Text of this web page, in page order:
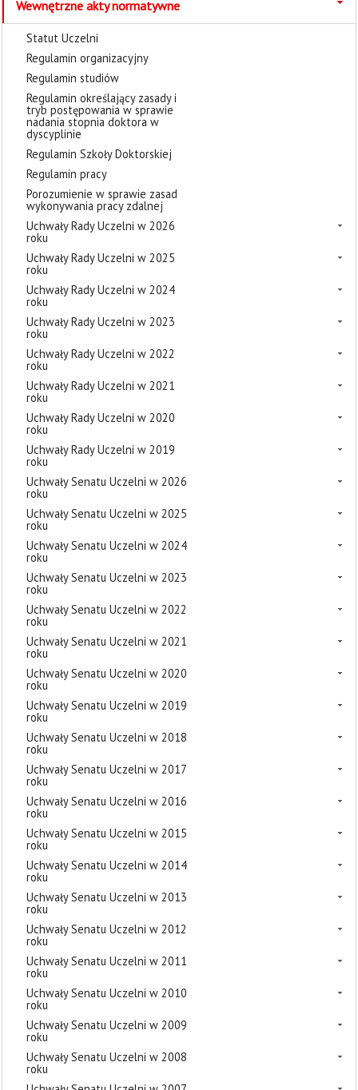
Wewnętrzne akty normatywne
Statut Uczelni
Regulamin organizacyjny
Regulamin studiów
Regulamin określający zasady i
tryb postępowania w sprawie
nadania stopnia doktora w
dyscyplinie
Regulamin Szkoły Doktorskiej
Regulamin pracy
Porozumienie w sprawie zasad
wykonywania pracy zdalnej
Uchwały Rady Uczelni w 2026
roku
Uchwały Rady Uczelni w 2025
roku
Uchwały Rady Uczelni w 2024
roku
Uchwały Rady Uczelni w 2023
roku
Uchwały Rady Uczelni w 2022
roku
Uchwały Rady Uczelni w 2021
roku
Uchwały Rady Uczelni w 2020
roku
Uchwały Rady Uczelni w 2019
roku
Uchwały Senatu Uczelni w 2026
roku
Uchwały Senatu Uczelni w 2025
roku
Uchwały Senatu Uczelni w 2024
roku
Uchwały Senatu Uczelni w 2023
roku
Uchwały Senatu Uczelni w 2022
roku
Uchwały Senatu Uczelni w 2021
roku
Uchwały Senatu Uczelni w 2020
roku
Uchwały Senatu Uczelni w 2019
roku
Uchwały Senatu Uczelni w 2018
roku
Uchwały Senatu Uczelni w 2017
roku
Uchwały Senatu Uczelni w 2016
roku
Uchwały Senatu Uczelni w 2015
roku
Uchwały Senatu Uczelni w 2014
roku
Uchwały Senatu Uczelni w 2013
roku
Uchwały Senatu Uczelni w 2012
roku
Uchwały Senatu Uczelni w 2011
roku
Uchwały Senatu Uczelni w 2010
roku
Uchwały Senatu Uczelni w 2009
roku
Uchwały Senatu Uczelni w 2008
roku